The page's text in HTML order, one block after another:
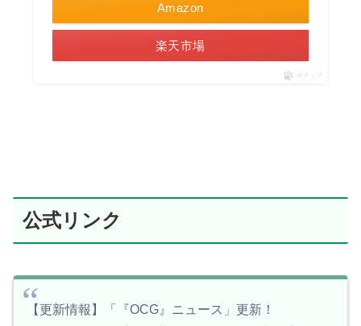
Amazon
楽天市場
ポチップ
公式リンク
【更新情報】「『OCG』ニュース」更新！